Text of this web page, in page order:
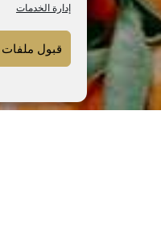
إدارة الخدمات
قبول ملفات